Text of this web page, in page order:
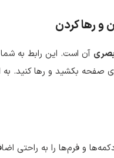
و رها کردن
بصری آن است. این رابط به
صفحه بکشید و رها کنید.
و فرم‌ها را به راحتی